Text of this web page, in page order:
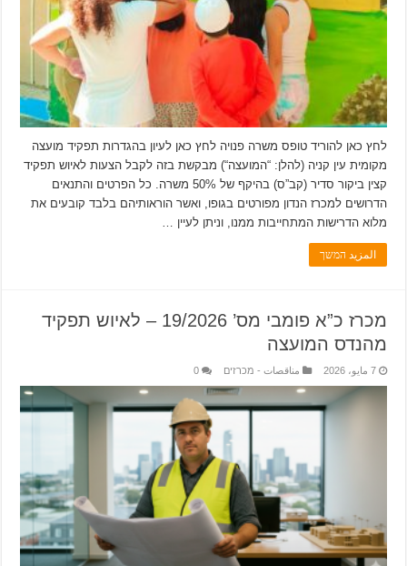
לחץ כאן להוריד טופס משרה פנויה לחץ כאן לעיון בהגדרות תפקיד מועצה
מקומית עין קניה (להלן: “המועצה“) מבקשת בזה לקבל הצעות לאיוש תפקיד
קצין ביקור סדיר (קב”ס) בהיקף של 50% משרה. כל הפרטים והתנאים
הדרושים למכרז הנדון מפורטים בגופו, ואשר הוראותיהם בלבד קובעים את
מלוא הדרישות המתחייבות ממנו, וניתן לעיין …
المزيد המשך
מכרז כ”א פומבי מס’ 19/2026 – לאיוש תפקיד
מהנדס המועצה
7 مايو، 2026 مناقصات - מכרזים 0